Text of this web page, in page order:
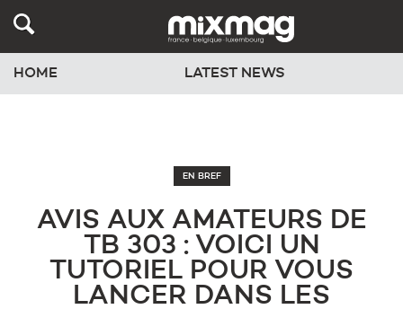
HOME LATEST NEWS
EN BREF
AVIS AUX AMATEURS DE
TB 303 : VOICI UN
TUTORIEL POUR VOUS
LANCER DANS LES